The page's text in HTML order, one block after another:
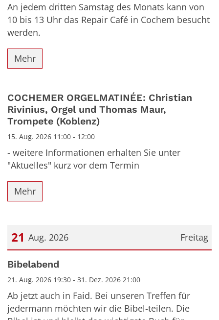
An jedem dritten Samstag des Monats kann von
10 bis 13 Uhr das Repair Café in Cochem besucht
werden.
Mehr
COCHEMER ORGELMATINÉE: Christian
Rivinius, Orgel und Thomas Maur,
Trompete (Koblenz)
15. Aug. 2026 11:00 - 12:00
- weitere Informationen erhalten Sie unter
"Aktuelles" kurz vor dem Termin
Mehr
Freitag
21 Aug. 2026
Datum: 21. August 2026
Bibelabend
21. Aug. 2026 19:30 - 31. Dez. 2026 21:00
Ab jetzt auch in Faid. Bei unseren Treffen für
jedermann möchten wir die Bibel-teilen. Die